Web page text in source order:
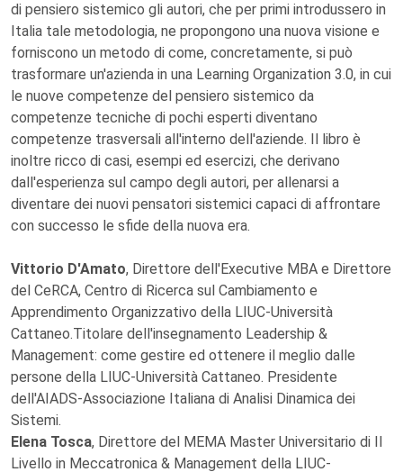
di pensiero sistemico gli autori, che per primi introdussero in
Italia tale metodologia, ne propongono una nuova visione e
forniscono un metodo di come, concretamente, si può
trasformare un'azienda in una Learning Organization 3.0, in cui
le nuove competenze del pensiero sistemico da
competenze tecniche di pochi esperti diventano
competenze trasversali all'interno dell'aziende. Il libro è
inoltre ricco di casi, esempi ed esercizi, che derivano
dall'esperienza sul campo degli autori, per allenarsi a
diventare dei nuovi pensatori sistemici capaci di affrontare
con successo le sfide della nuova era.
Vittorio D'Amato, Direttore dell'Executive MBA e Direttore
del CeRCA, Centro di Ricerca sul Cambiamento e
Apprendimento Organizzativo della LIUC-Università
Cattaneo.Titolare dell'insegnamento Leadership &
Management: come gestire ed ottenere il meglio dalle
persone della LIUC-Università Cattaneo. Presidente
dell'AIADS-Associazione Italiana di Analisi Dinamica dei
Sistemi.
Elena Tosca, Direttore del MEMA Master Universitario di II
Livello in Meccatronica & Management della LIUC-